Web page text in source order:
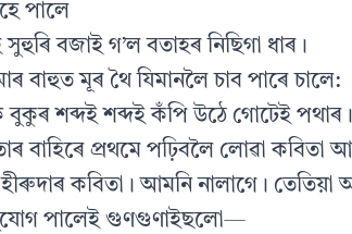
পালে
সুহুৰি বজাই গ’ল বতাহৰ নিছিগা ধাৰ।
বাহুত মূৰ থৈ যিমানলৈ চাব পাৰে চালে:
শব্দই শব্দই কঁপি উঠে গোটেই
বাহিৰে প্ৰথমে পঢ়িবলৈ লোৱা কবিতা
কবিতা। আমনি নালাগে।
পালেই গুণগুণাইছলো—